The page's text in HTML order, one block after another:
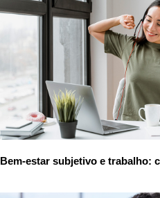
Bem-estar subjetivo e trabalho: